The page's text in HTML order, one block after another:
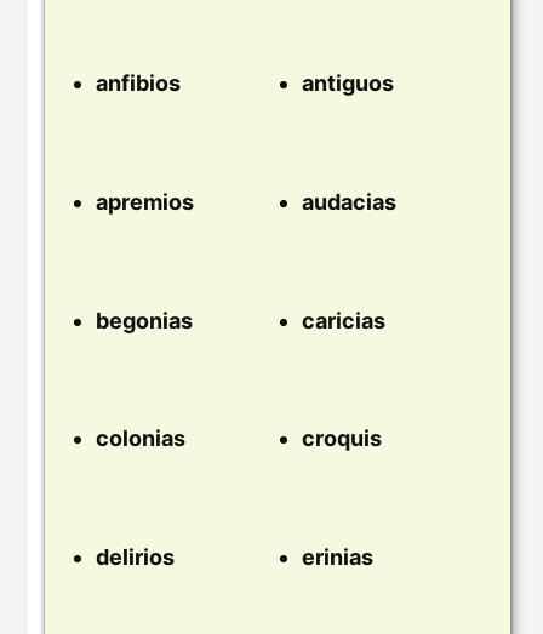
anfibios antiguos
apremios audacias
begonias caricias
colonias croquis
delirios erinias